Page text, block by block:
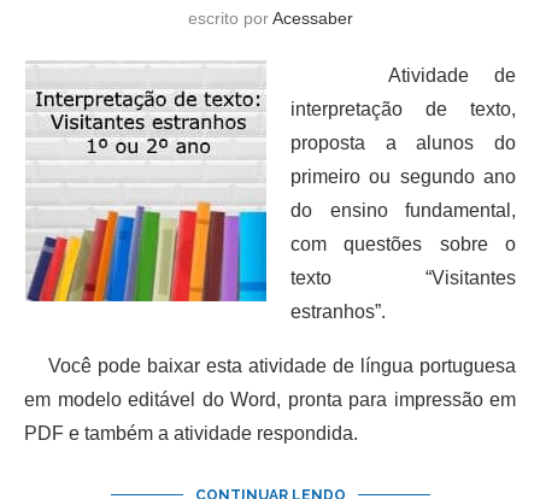
escrito porAcessaber
Atividade de
interpretação de texto,
proposta a alunos do
primeiro ou segundo ano
do ensino fundamental,
com questões sobre o
texto “Visitantes
estranhos”.
Você pode baixar esta atividade de língua portuguesa
em modelo editável do Word, pronta para impressão em
PDF e também a atividade respondida.
CONTINUAR LENDO